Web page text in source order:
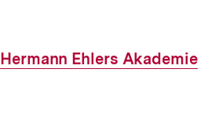
Externer
Hermann Ehlers Akademie